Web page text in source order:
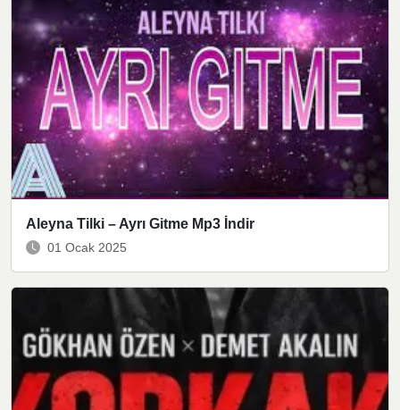
Aleyna Tilki – Ayrı Gitme Mp3 İndir
01 Ocak 2025